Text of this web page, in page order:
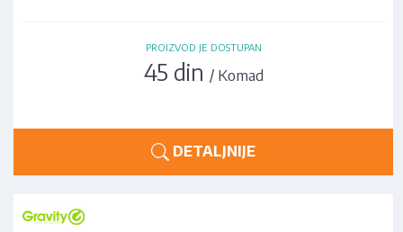
PROIZVOD JE DOSTUPAN
45 din / Komad
DETALJNIJE